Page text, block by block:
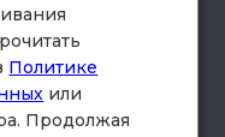
Политике
или
Продолжая